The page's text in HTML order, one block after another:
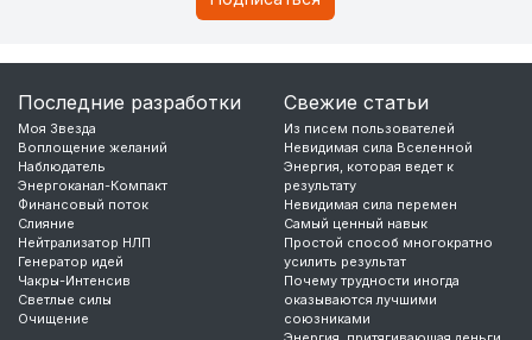
Последние разработки
Моя Звезда
Воплощение желаний
Наблюдатель
Энергоканал-Компакт
Финансовый поток
Слияние
Нейтрализатор НЛП
Генератор идей
Чакры-Интенсив
Светлые силы
Очищение
Свежие статьи
Из писем пользователей
Невидимая сила Вселенной
Энергия, которая ведет к
результату
Невидимая сила перемен
Самый ценный навык
Простой способ многократно
усилить результат
Почему трудности иногда
оказываются лучшими
союзниками